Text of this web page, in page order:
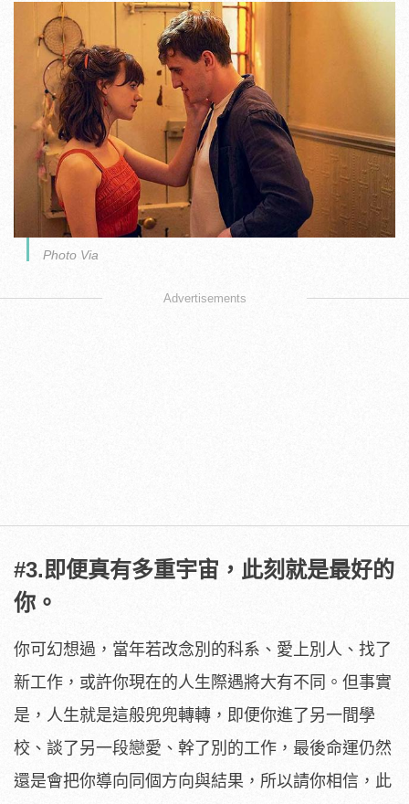
Photo Via
Advertisements
#3.即便真有多重宇宙，此刻就是最好的
你。
你可幻想過，當年若改念別的科系、愛上別人、找了
新工作，或許你現在的人生際遇將大有不同。但事實
是，人生就是這般兜兜轉轉，即便你進了另一間學
校、談了另一段戀愛、幹了別的工作，最後命運仍然
還是會把你導向同個方向與結果，所以請你相信，此